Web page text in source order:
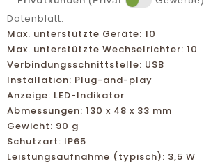
Datenblatt:
Max. unterstützte Geräte: 10
Max. unterstützte Wechselrichter: 10
Verbindungsschnittstelle: USB
Installation: Plug-and-play
Anzeige: LED-Indikator
Abmessungen: 130 x 48 x 33 mm
Gewicht: 90 g
Schutzart: IP65
Leistungsaufnahme (typisch): 3,5 W